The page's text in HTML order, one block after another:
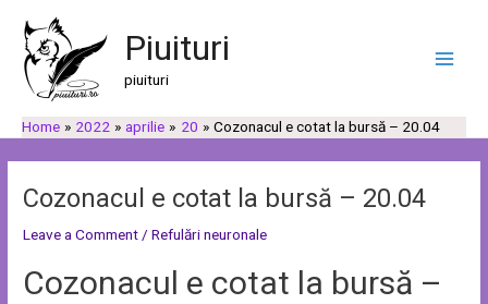
content
Piuituri
piuituri
Menu
Home 2022 aprilie 20 Cozonacul e cotat la bursă – 20.04
Cozonacul e cotat la bursă – 20.04
Leave a Comment/Refulări neuronale
Cozonacul e cotat la bursă –
navigation
a
u
ă
a
t
g
o
r